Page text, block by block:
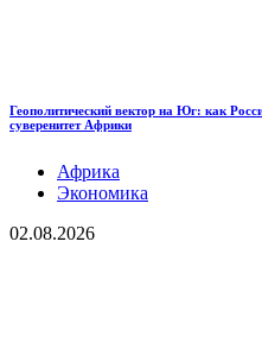
Геополитический вектор на Юг: как
суверенитет Африки
Африка
Экономика
02.08.2026